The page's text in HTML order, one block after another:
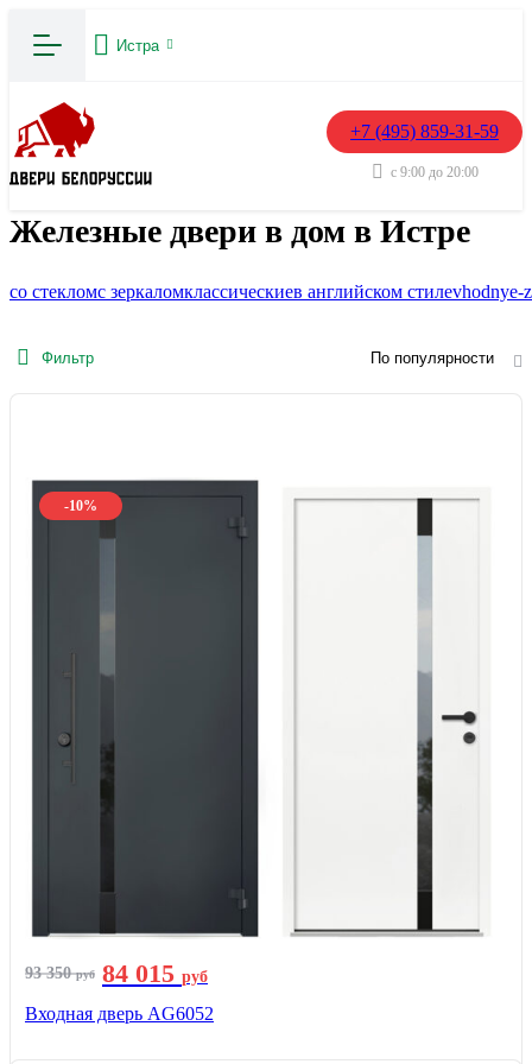
Истра
+7 (495) 859-31-59
с 9:00 до 20:00
Железные двери в дом в Истре
со стекломс зеркаломклассическиев английском стилеvhodnye-
Фильтр По популярности
-10%
93 350руб 84 015 руб
Входная дверь AG6052